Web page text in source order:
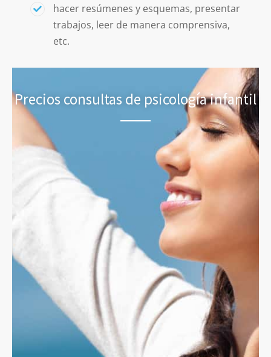
hacer resúmenes y esquemas, presentar
trabajos, leer de manera comprensiva,
etc.
Precios consultas de psicología infantil